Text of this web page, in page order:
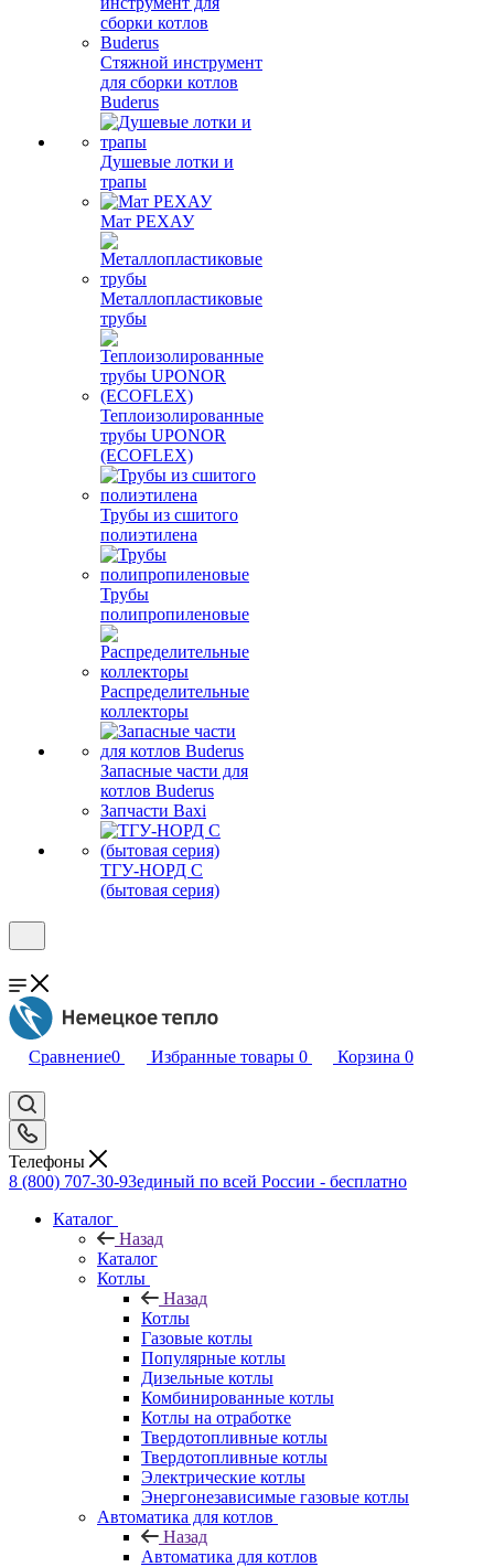
Стяжной инструмент
для сборки котлов
Buderus
Душевые лотки и
трапы
Мат РЕХАУ
Металлопластиковые
трубы
Теплоизолированные
трубы UPONOR
(ECOFLEX)
Трубы из сшитого
полиэтилена
Трубы
полипропиленовые
Распределительные
коллекторы
Запасные части для
котлов Buderus
Запчасти Baxi
ТГУ-НОРД С
(бытовая серия)
Сравнение0 Избранные товары 0 Корзина 0
Телефоны
8 (800) 707-30-93единый по всей России - бесплатно
Каталог
Назад
Каталог
Котлы
Назад
Котлы
Газовые котлы
Популярные котлы
Дизельные котлы
Комбинированные котлы
Котлы на отработке
Твердотопливные котлы
Твердотопливные котлы
Электрические котлы
Энергонезависимые газовые котлы
Автоматика для котлов
Назад
Автоматика для котлов